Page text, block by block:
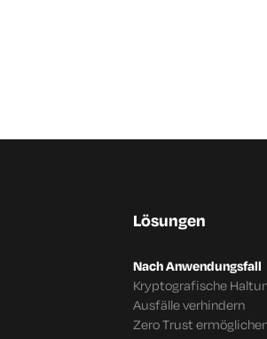
Lösungen
Nach Anwendungsfall
Kryptografische
Ausfälle verhindern
Zero Trust